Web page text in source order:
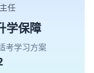
任
学保障
考学习方案